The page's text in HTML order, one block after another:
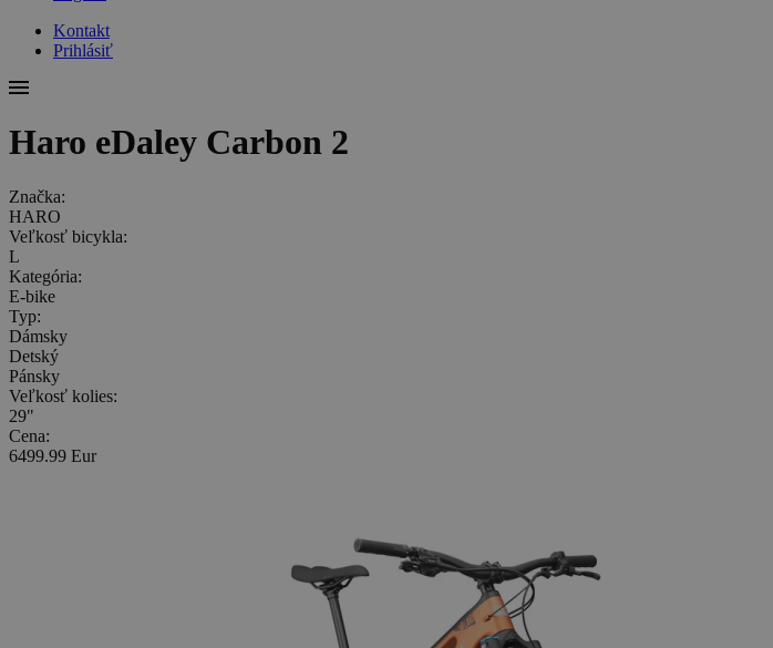
Kontakt
Prihlásiť
Haro eDaley Carbon 2
Značka:
HARO
Veľkosť bicykla:
L
Kategória:
E-bike
Typ:
Dámsky
Detský
Pánsky
Veľkosť kolies:
29"
Cena:
6499.99 Eur